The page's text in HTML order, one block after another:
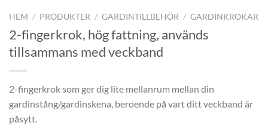
HEM / PRODUKTER / GARDINTILLBEHÖR / GARDINKROKAR
2-fingerkrok, hög fattning, används
tillsammans med veckband
2-fingerkrok som ger dig lite mellanrum mellan din
gardinstång/gardinskena, beroende på vart ditt veckband är
påsytt.